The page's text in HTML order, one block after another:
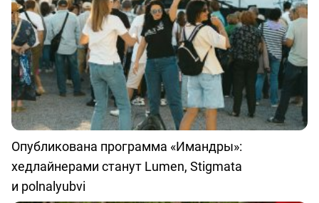
Опубликована программа «Имандры»:
хедлайнерами станут Lumen, Stigmata
и polnalyubvi